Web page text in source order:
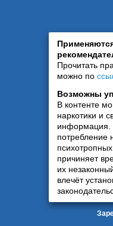
Прочитать
можно по
Возможны
В контенте
наркотики и
информация.
потребление
причиняет
их
влечёт